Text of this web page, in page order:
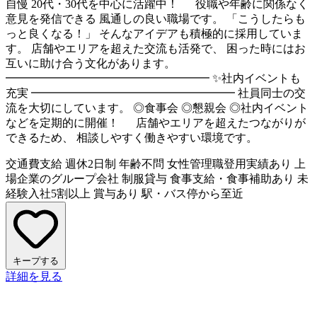
自慢 20代・30代を中心に活躍中！ 役職や年齢に関係なく
意見を発信できる 風通しの良い職場です。 「こうしたらも
っと良くなる！」 そんなアイデアも積極的に採用していま
す。 店舗やエリアを超えた交流も活発で、 困った時にはお
互いに助け合う文化があります。
━━━━━━━━━━━━━━━━━━ ✨社内イベントも
充実 ━━━━━━━━━━━━━━━━━━ 社員同士の交
流を大切にしています。 ◎食事会 ◎懇親会 ◎社内イベント
などを定期的に開催！ 店舗やエリアを超えたつながりが
できるため、 相談しやすく働きやすい環境です。
交通費支給 週休2日制 年齢不問 女性管理職登用実績あり
上
場企業のグループ会社 制服貸与 食事支給・食事補助あり 未
経験入社5割以上 賞与あり 駅・バス停から至近
キープする
詳細を見る